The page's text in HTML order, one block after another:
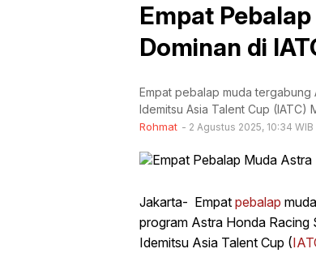
Empat
Dominan di
Empat pebalap muda tergabung
Idemitsu Asia Talent Cup (IATC)
Rohmat 2 Agustus 2025, 10:34 WIB
Jakarta- Empat pebalap
program Astra Honda Racing
Idemitsu Asia Talent Cup (